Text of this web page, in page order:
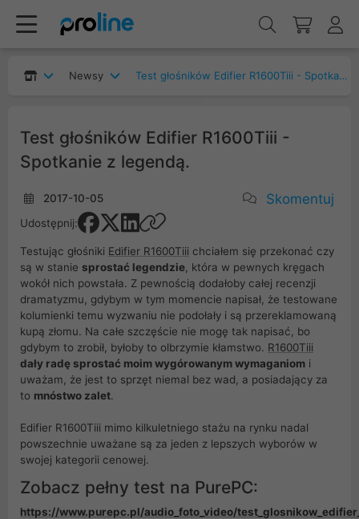
Newsy Test głośników Edifier R1600Tiii - Spotkanie z legendą.
Test głośników Edifier R1600Tiii -
Spotkanie z legendą.
2017-10-05 Skomentuj
Udostępnij:
Testując głośniki Edifier R1600Tiii chciałem się przekonać czy
są w stanie sprostać legendzie , która w pewnych kręgach
wokół nich powstała. Z pewnością dodałoby całej recenzji
dramatyzmu, gdybym w tym momencie napisał, że testowane
kolumienki temu wyzwaniu nie podołały i są przereklamowaną
kupą złomu. Na całe szczęście nie mogę tak napisać, bo
gdybym to zrobił, byłoby to olbrzymie kłamstwo. R1600Tiii
dały radę sprostać moim wygórowanym wymaganiom i
uważam, że jest to sprzęt niemal bez wad, a posiadający za
to mnóstwo zalet.
Edifier R1600Tiii mimo kilkuletniego stażu na rynku nadal
powszechnie uważane są za jeden z lepszych wyborów w
swojej kategorii cenowej.
Zobacz pełny test na PurePC:
https://www.purepc.pl/audio_foto_video/